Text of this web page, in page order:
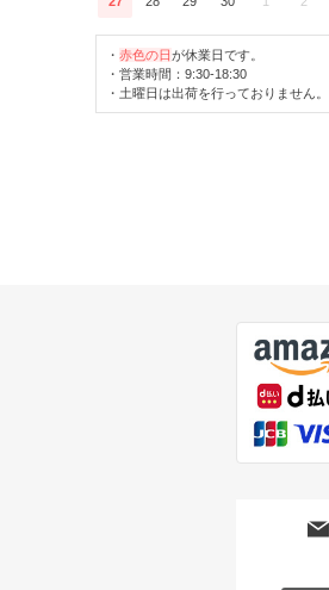
・ 赤色の日が休業日です。
・営業時間：9:30-18:30
・土曜日は出荷を行っておりません。